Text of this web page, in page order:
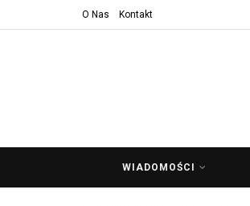
O Nas Kontakt
WIADOMOŚCI